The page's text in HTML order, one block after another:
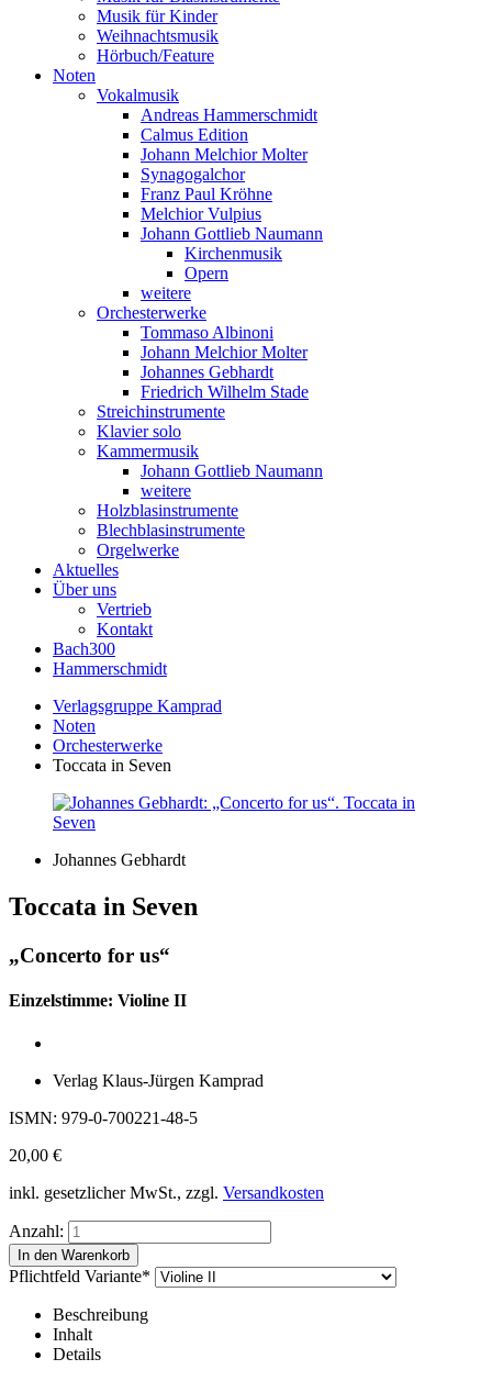
Musik für Kinder
Weihnachtsmusik
Hörbuch/Feature
Noten
Vokalmusik
Andreas Hammerschmidt
Calmus Edition
Johann Melchior Molter
Synagogalchor
Franz Paul Kröhne
Melchior Vulpius
Johann Gottlieb Naumann
Kirchenmusik
Opern
weitere
Orchesterwerke
Tommaso Albinoni
Johann Melchior Molter
Johannes Gebhardt
Friedrich Wilhelm Stade
Streichinstrumente
Klavier solo
Kammermusik
Johann Gottlieb Naumann
weitere
Holzblasinstrumente
Blechblasinstrumente
Orgelwerke
Aktuelles
Über uns
Vertrieb
Kontakt
Bach300
Hammerschmidt
Verlagsgruppe Kamprad
Noten
Orchesterwerke
Toccata in Seven
Johannes Gebhardt
Toccata in Seven
„Concerto for us“
Einzelstimme: Violine II
Verlag Klaus-Jürgen Kamprad
ISMN: 979-0-700221-48-5
20,00 €
inkl. gesetzlicher MwSt., zzgl. Versandkosten
Anzahl:
Pflichtfeld Variante*
Beschreibung
Inhalt
Details